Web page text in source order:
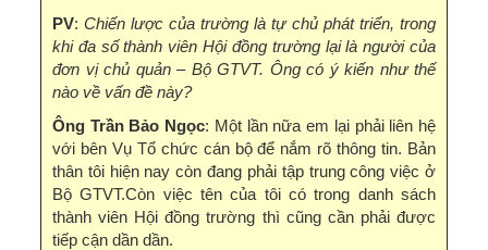
PV: Chiến lược của trường là tự chủ phát triển, trong
khi đa số thành viên Hội đồng trường lại là người của
đơn vị chủ quản – Bộ GTVT. Ông có ý kiến như thế
nào về vấn đề này?
Ông Trần Bảo Ngọc: Một lần nữa em lại phải liên hệ
với bên Vụ Tổ chức cán bộ để nắm rõ thông tin. Bản
thân tôi hiện nay còn đang phải tập trung công việc ở
Bộ GTVT.Còn việc tên của tôi có trong danh sách
thành viên Hội đồng trường thì cũng cần phải được
tiếp cận dần dần.